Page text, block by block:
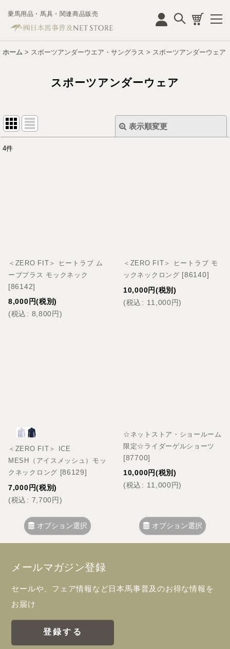
乗馬用品・馬具・関連商品販売
ホーム > スポーツアンダーウエア・サングラス > スポーツアンダーウェア
スポーツアンダーウェア
表示順変更
4件
＜ZERO FIT＞ ヒートラブ ム
ーブプラス モックネック
[86142]
8,000 円(税別)
(税込 : 8,800円)
＜ZERO FIT＞ ヒートラブ モ
ックネックロング [86140]
10,000円(税別)
(税込 : 11,000円)
＜ZERO FIT＞ ICE
MESH（アイスメッシュ）モッ
クネックロング [86129]
7,000 円(税別)
(税込 : 7,700円)
オプション選択
☆ネットストア・ショールーム
限定☆ライダーゲルショーツ
[87700]
10,000円(税別)
(税込 : 11,000円)
オプション選択
メールマガジン登録
セールや、フェア情報など日本馬事普及のお得な情報を
お届け
登録する